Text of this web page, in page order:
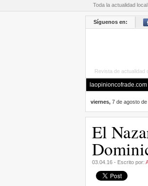
Toda la actualidad
Síguenos en:
Revista de actualidad
laopinioncofrade.com
viernes,7 de agosto de
El
03.04.16 - Escrito por: